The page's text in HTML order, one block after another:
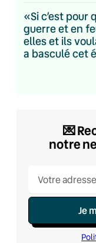
«Si c’est pour
guerre et en
elles et ils
a basculé cet
💌​
notre
Je